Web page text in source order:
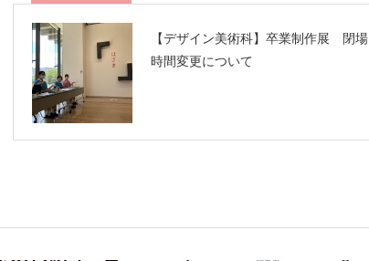
【デザイン美術科】卒業制作展 閉場
時間変更について